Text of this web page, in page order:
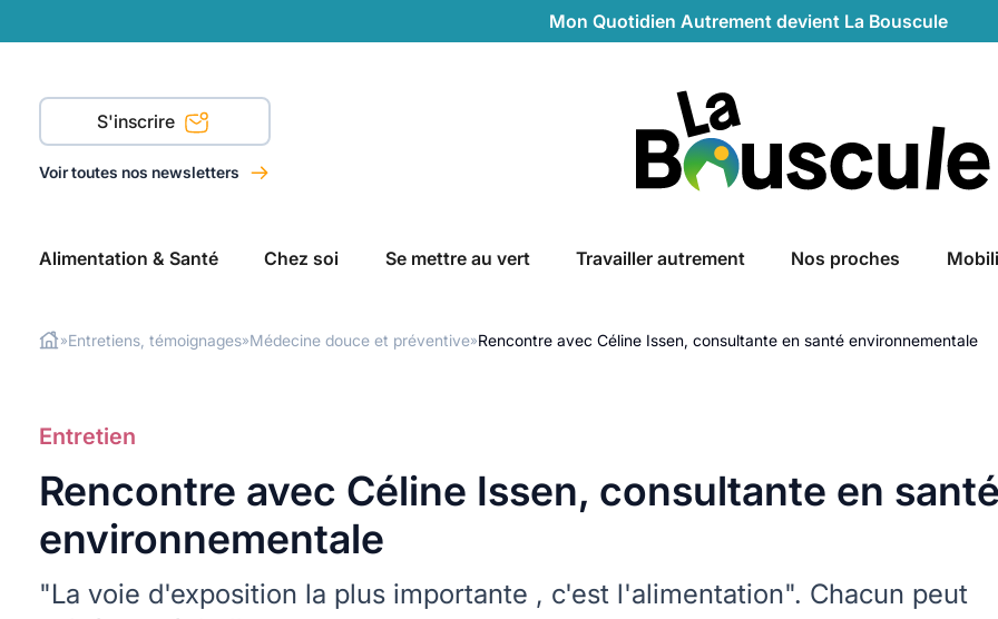
Mon Quotidien Autrement devient La Bouscule
S'inscrire
Voir toutes nos newsletters
Alimentation & Santé
Chez soi Se mettre au vert Travailler autrement Nos proches
»Entretiens, témoignages»Médecine douce et préventive»Rencontre avec Céline Issen, consultante en santé environnementale
Entretien
Rencontre avec Céline Issen, consultante en
environnementale
"La voie d'exposition la plus importante , c'est l'alimentation". Chacun peut